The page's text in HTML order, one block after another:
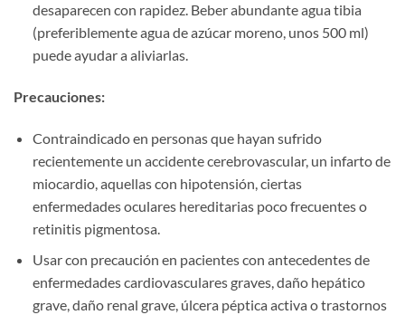
desaparecen con rapidez. Beber abundante agua tibia
(preferiblemente agua de azúcar moreno, unos 500 ml)
puede ayudar a aliviarlas.
Precauciones:​
Contraindicado en personas que hayan sufrido
recientemente un accidente cerebrovascular, un infarto de
miocardio, aquellas con hipotensión, ciertas
enfermedades oculares hereditarias poco frecuentes o
retinitis pigmentosa.
Usar con precaución en pacientes con antecedentes de
enfermedades cardiovasculares graves, daño hepático
grave, daño renal grave, úlcera péptica activa o trastornos